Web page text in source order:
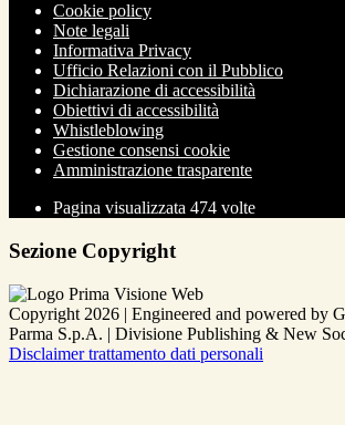
Cookie policy
Note legali
Informativa Privacy
Ufficio Relazioni con il Pubblico
Dichiarazione di accessibilità
Obiettivi di accessibilità
Whistleblowing
Gestione consensi cookie
Amministrazione trasparente
Pagina visualizzata 474 volte
Sezione Copyright
Copyright 2026 | Engineered and powered by
Parma S.p.A. | Divisione Publishing & New
Disclaimer trattamento dati personali